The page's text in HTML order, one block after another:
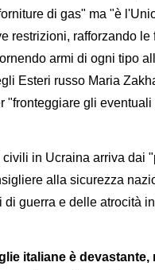
di gas" ma "è
restrizioni, rafforzando le
armi di ogni tipo
Esteri russo Maria
gli eventuali
in Ucraina arriva dai
alla sicurezza
di guerra e delle atrocità
italiane è devastante,